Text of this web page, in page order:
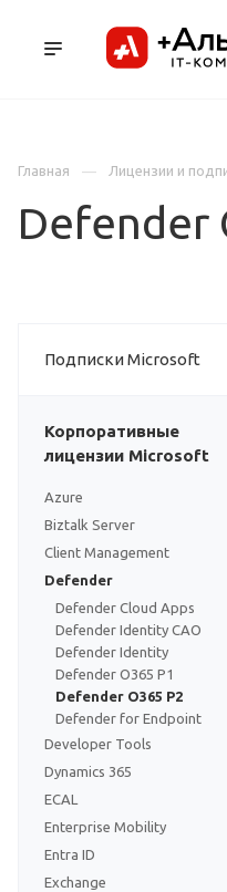
Главная
Лицензии и
Defender
Подписки Microsoft
Корпоративные
лицензии Microsoft
Azure
Biztalk Server
Client Management
Defender
Defender Cloud Apps
Defender Identity CAO
Defender Identity
Defender O365 P1
Defender O365 P2
Defender for Endpoint
Developer Tools
Dynamics 365
ECAL
Enterprise Mobility
Entra ID
Exchange